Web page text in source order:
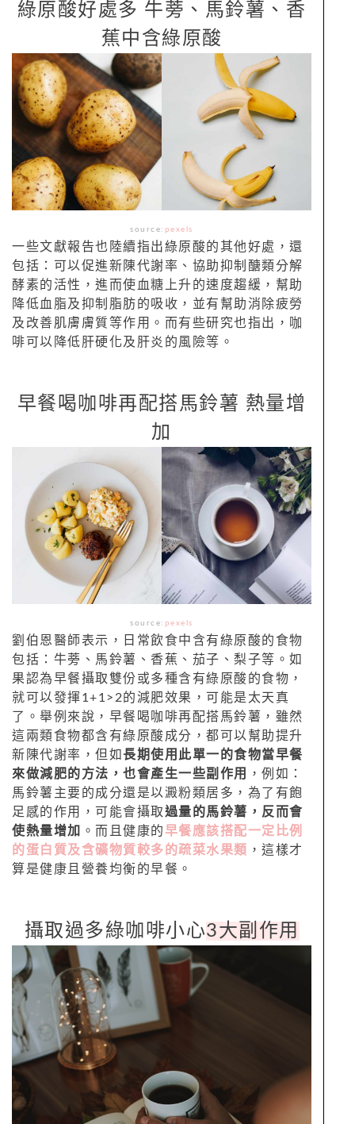
綠原酸好處多 牛蒡、馬鈴薯、香
蕉中含綠原酸
source: pexels
一些文獻報告也陸續指出綠原酸的其他好處，還
包括：可以促進新陳代謝率、協助抑制醣類分解
酵素的活性，進而使血糖上升的速度趨緩，幫助
降低血脂及抑制脂肪的吸收，並有幫助消除疲勞
及改善肌膚膚質等作用。而有些研究也指出，咖
啡可以降低肝硬化及肝炎的風險等。
早餐喝咖啡再配搭馬鈴薯 熱量增
加
source: pexels
劉伯恩醫師表示，日常飲食中含有綠原酸的食物
包括：牛蒡、馬鈴薯、香蕉、茄子、梨子等。如
果認為早餐攝取雙份或多種含有綠原酸的食物，
就可以發揮1+1>2的減肥效果，可能是太天真
了。舉例來說，早餐喝咖啡再配搭馬鈴薯，雖然
這兩類食物都含有綠原酸成分，都可以幫助提升
新陳代謝率，但如 長期使用此單一的食物當早餐
來做減肥的方法，也會產生一些副作用
，例如：
馬鈴薯主要的成分還是以澱粉類居多，為了有飽
足感的作用，可能會攝取過量的馬鈴薯，反而會
使熱量增加 。而且健康的 早餐應該搭配一定比例
的蛋白質及含礦物質較多的疏菜水果類 ，這樣才
算是健康且營養均衡的早餐。
攝取過多綠咖啡小心3大副作用